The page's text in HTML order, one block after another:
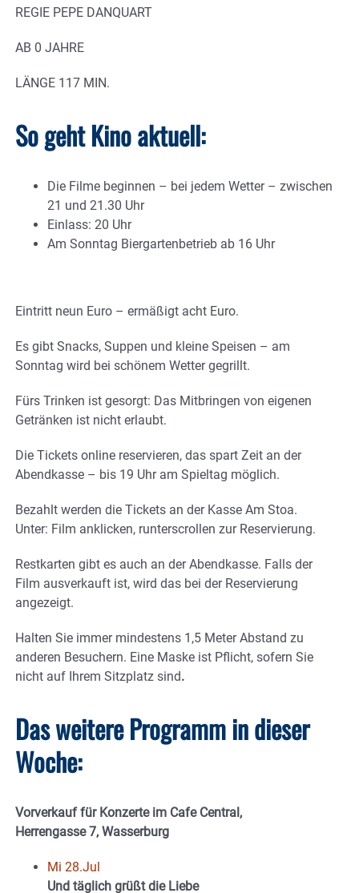
REGIE PEPE DANQUART
AB 0 JAHRE
LÄNGE 117 MIN.
So geht Kino aktuell:
Die Filme beginnen – bei jedem Wetter – zwischen
21 und 21.30 Uhr
Einlass: 20 Uhr
Am Sonntag Biergartenbetrieb ab 16 Uhr
Eintritt neun Euro – ermäßigt acht Euro.
Es gibt Snacks, Suppen und kleine Speisen – am
Sonntag wird bei schönem Wetter gegrillt.
Fürs Trinken ist gesorgt: Das Mitbringen von eigenen
Getränken ist nicht erlaubt.
Die Tickets online reservieren, das spart Zeit an der
Abendkasse – bis 19 Uhr am Spieltag möglich.
Bezahlt werden die Tickets an der Kasse Am Stoa.
Unter: Film anklicken, runterscrollen zur Reservierung.
Restkarten gibt es auch an der Abendkasse. Falls der
Film ausverkauft ist, wird das bei der Reservierung
angezeigt.
Halten Sie immer mindestens 1,5 Meter Abstand zu
anderen Besuchern. Eine Maske ist Pflicht, sofern Sie
nicht auf Ihrem Sitzplatz sind.
Das weitere Programm in dieser
Woche:
Vorverkauf für Konzerte im Cafe Central,
Herrengasse 7, Wasserburg
Mi 28.Jul
Und täglich grüßt die Liebe